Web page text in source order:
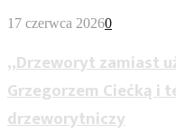
17 czerwca 20260
„Drzeworyt zamiast
Grzegorzem Ciećką i
drzeworytniczy